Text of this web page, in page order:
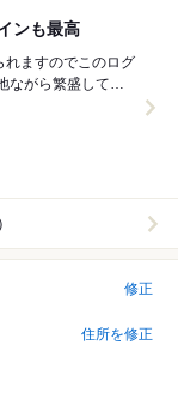
ンも最高
れますのでこのログ
修正
住所を修正